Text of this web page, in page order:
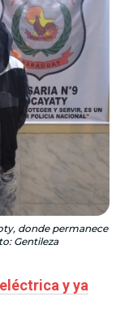
donde permanece
Gentileza
y ya